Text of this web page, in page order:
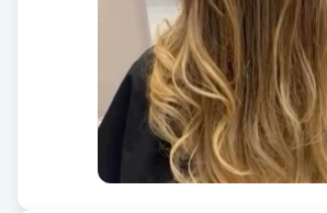
Fransborttagning